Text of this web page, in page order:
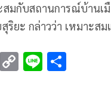
สมกับสถานการณ์บ้านเ
ริยะ กล่าวว่า เหมาะส
T C Li